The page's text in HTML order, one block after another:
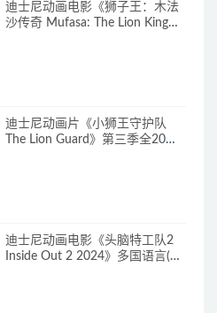
迪士尼动画电影《狮子王：木法
沙传奇 Mufasa: The Lion King》
迪士尼动画片《小狮王守护队
The Lion Guard》第三季全20集
迪士尼动画电影《头脑特工队2
Inside Out 2 2024》多国语言(含